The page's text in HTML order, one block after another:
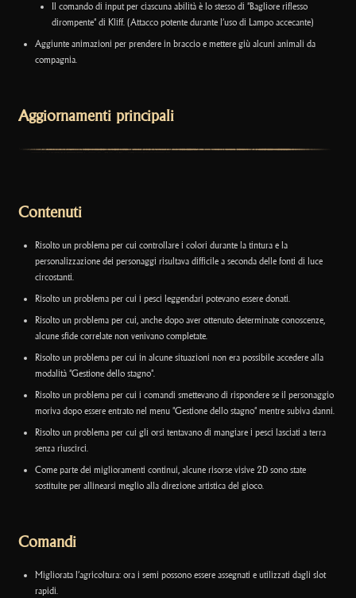
Il comando di input per ciascuna abilità è lo stesso di "Bagliore riflesso
dirompente" di Kliff. (Attacco potente durante l’uso di Lampo accecante)
Aggiunte animazioni per prendere in braccio e mettere giù alcuni animali da
compagnia.
Aggiornamenti principali
Contenuti
Risolto un problema per cui controllare i colori durante la tintura e la
personalizzazione dei personaggi risultava difficile a seconda delle fonti di luce
circostanti.
Risolto un problema per cui i pesci leggendari potevano essere donati.
Risolto un problema per cui, anche dopo aver ottenuto determinate conoscenze,
alcune sfide correlate non venivano completate.
Risolto un problema per cui in alcune situazioni non era possibile accedere alla
modalità "Gestione dello stagno".
Risolto un problema per cui i comandi smettevano di rispondere se il personaggio
moriva dopo essere entrato nel menu "Gestione dello stagno" mentre subiva danni.
Risolto un problema per cui gli orsi tentavano di mangiare i pesci lasciati a terra
senza riuscirci.
Come parte dei miglioramenti continui, alcune risorse visive 2D sono state
sostituite per allinearsi meglio alla direzione artistica del gioco.
Comandi
Migliorata l’agricoltura: ora i semi possono essere assegnati e utilizzati dagli slot
rapidi.